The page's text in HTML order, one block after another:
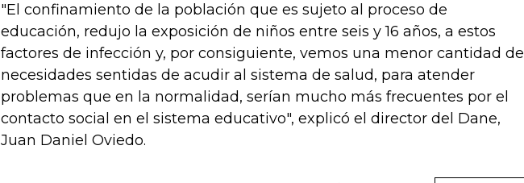
"El confinamiento de la población que es sujeto al proceso de
educación, redujo la exposición de niños entre seis y 16 años, a estos
factores de infección y, por consiguiente, vemos una menor cantidad de
necesidades sentidas de acudir al sistema de salud, para atender
problemas que en la normalidad, serían mucho más frecuentes por el
contacto social en el sistema educativo", explicó el director del Dane,
Juan Daniel Oviedo.